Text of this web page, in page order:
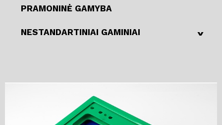
PRAMONINĖ GAMYBA
^
NESTANDARTINIAI GAMINIAI